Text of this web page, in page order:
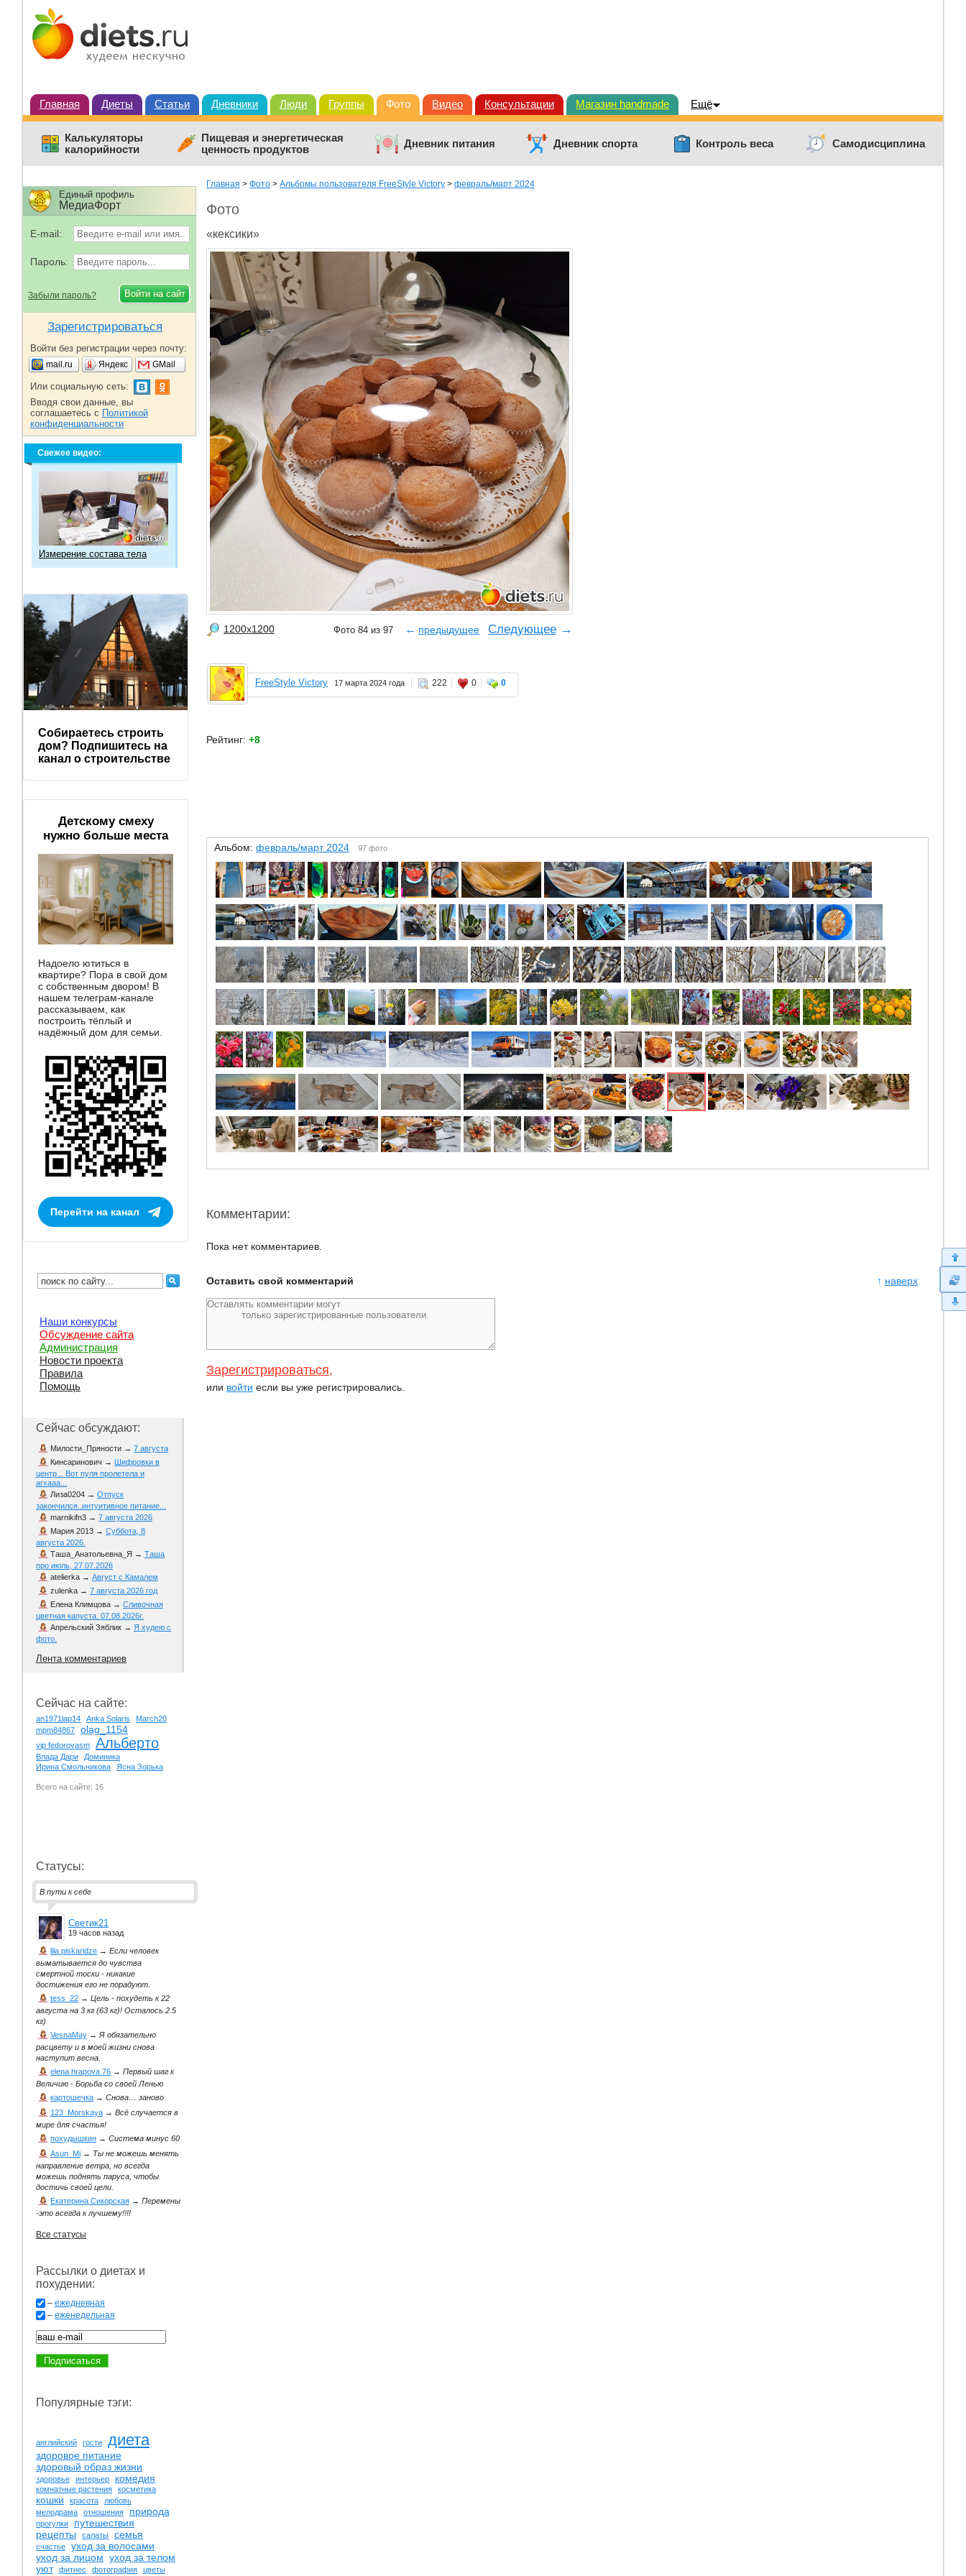
Главная Диеты Статьи Дневники Люди Группы Фото Видео Консультации Магазин handmade Ещё
Калькуляторы
калорийности
Пищевая и энергетическая
ценность продуктов
Дневник питания Дневник спорта Контроль веса Самодисциплина
Главная > Фото > Альбомы пользователя FreeStyle Victory > февраль/март 2024
Фото
«кексики»
1200x1200 Фото 84 из 97 ← предыдущее Следующее →
FreeStyle Victory 17 марта 2024 года 222 0 0
Рейтинг: +8
Альбом: февраль/март 2024 97 фото
Комментарии:
Пока нет комментариев.
↑ наверх
Оставить свой комментарий
Зарегистрироваться,
или войти если вы уже регистрировались.
Единый профиль
МедиаФорт
E-mail:
Пароль:
Забыли пароль?
Зарегистрироваться
Войти без регистрации через почту:
mail.ru Яндекс GMail
Или социальную сеть:
Вводя свои данные, вы
соглашаетесь с Политикой
конфиденциальности
Свежее видео:
Измерение состава тела
Собираетесь строить
дом? Подпишитесь на
канал о строительстве
Детскому смеху
нужно больше места
Надоело ютиться в
квартире? Пора в свой дом
с собственным двором! В
нашем телеграм-канале
рассказываем, как
построить тёплый и
надёжный дом для семьи.
Перейти на канал
Наши конкурсы
Обсуждение сайта
Администрация
Новости проекта
Правила
Помощь
Сейчас обсуждают:
Милости_Пряности → 7 августа
Кинсаринович → Шифровки в
центр... Вот пуля пролетела и
агхааа...
Лиза0204 → Отпуск
закончился..интуитивное питание...
marnikifn3 → 7 августа 2026
Мария 2013 → Суббота, 8
августа 2026.
Таша_Анатольевна_Я → Таша
про июль, 27.07.2026
atelierka → Август с Камалем
zulenka → 7 августа 2026 год
Елена Климцова → Сливочная
цветная капуста. 07.08.2026г.
Апрельский Зяблик → Я худею с
фото.
Лента комментариев
Сейчас на сайте:
an1971lap14 Anka Solaris
March20
mpm84867
olag_1154
vip fedorovasm Альберто
Влада Дари
Доминика
Ирина Смольникова
Ясна Зорька
Всего на сайте: 16
Статусы:
В пути к себе
Светик21
19 часов назад
lila piskaridze → Если человек
выматывается до чувства
смертной тоски - никакие
достижения его не порадуют.
tess_22 → Цель - похудеть к 22
августа на 3 кг (63 кг)! Осталось 2.5
кг)
VesnaMay →Я обязательно
расцвету и в моей жизни снова
наступит весна.
elena hrapova 76 → Первый шаг к
Величию - Борьба со своей Ленью
картошечка → Снова… заново
123_Morskaya → Всё случается в
мире для счастья!
похудышкин → Система минус 60
Asun_Mi → Ты не можешь менять
направление ветра, но всегда
можешь поднять паруса, чтобы
достичь своей цели.
Екатерина Сикорская → Перемены
-это всегда к лучшему!!!!
Все статусы
Рассылки о диетах и
похудении:
– ежедневная
– еженедельная
Популярные тэги:
английский гости диета
здоровое питание
здоровый образ жизни
здоровье интерьер комедия
комнатные растения косметика
кошки красота
любовь
мелодрама
отношения природа
прогулки
путешествия
рецепты
салаты семья
счастье
уход за волосами
уход за лицом уход за телом
уют
фитнес фотография
цветы